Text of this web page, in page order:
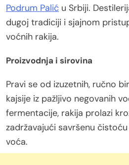
Podrum Palić u Srbiji.
dugoj tradiciji i sjajnom
voćnih rakija.
Proizvodnja i sirovina
Pravi se od izuzetnih, ručno
kajsije iz pažljivo negovanih
fermentacije, rakija prolazi
zadržavajući savršenu
voća.